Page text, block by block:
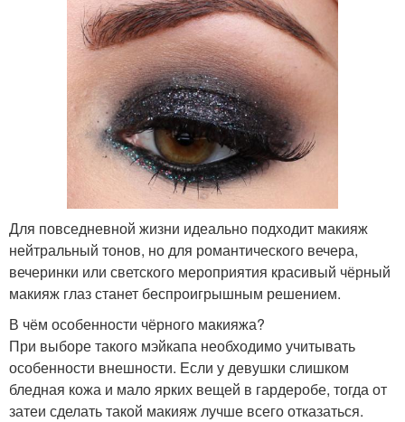
Для повседневной жизни идеально подходит макияж
нейтральный тонов, но для романтического вечера,
вечеринки или светского мероприятия красивый чёрный
макияж глаз станет беспроигрышным решением.
В чём особенности чёрного макияжа?
При выборе такого мэйкапа необходимо учитывать
особенности внешности. Если у девушки слишком
бледная кожа и мало ярких вещей в гардеробе, тогда от
затеи сделать такой макияж лучше всего отказаться.